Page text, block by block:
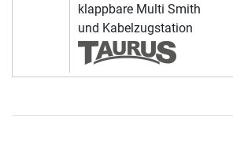
klappbare Multi Smith
und Kabelzugstation